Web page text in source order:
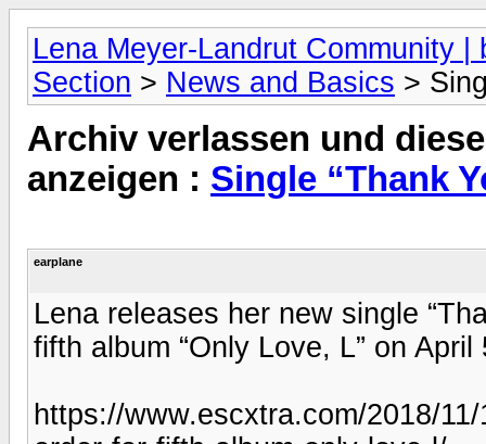
Lena Meyer-Landrut Community |
Section > News and Basics >
Archiv verlassen und
anzeigen : Single “Thank
earplane
Lena releases her new single
fifth album “Only Love, L” on April
https://www.escxtra.com/2018/